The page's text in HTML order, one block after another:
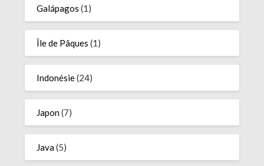
Galápagos (1)
Île de Pâques (1)
Indonésie(24)
Japon(7)
Java(5)